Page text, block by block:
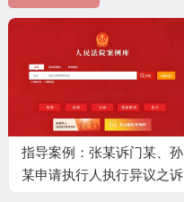
指导案例：张某诉门某、孙
某申请执行人执行异议之诉